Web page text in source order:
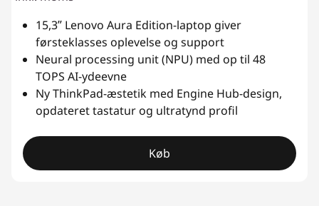
15,3ʺ Lenovo Aura Edition-laptop giver
førsteklasses oplevelse og support
Neural processing unit (NPU) med op til 48
TOPS AI-ydeevne
Ny ThinkPad-æstetik med Engine Hub-design,
opdateret tastatur og ultratynd profil
Køb